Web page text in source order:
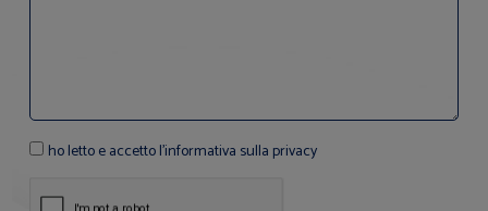
ho letto e accetto l'informativa sulla privacy